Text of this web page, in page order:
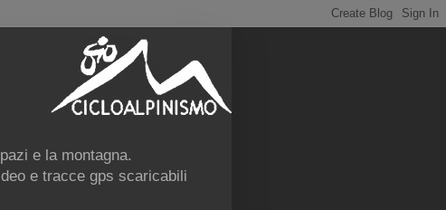
e la montagna.
e tracce gps scaricabili